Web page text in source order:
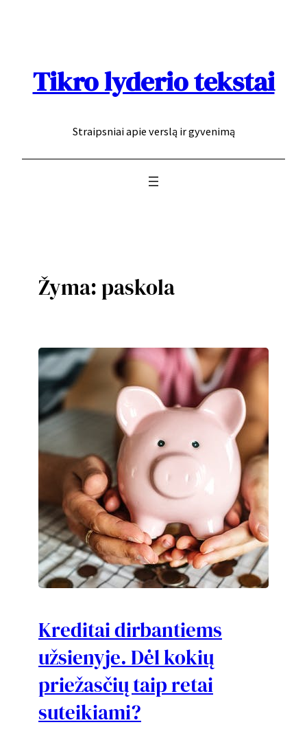
Tikro lyderio tekstai
Straipsniai apie verslą ir gyvenimą
Žyma:paskola
Kreditai dirbantiems
užsienyje. Dėl kokių
priežasčių taip retai
suteikiami?